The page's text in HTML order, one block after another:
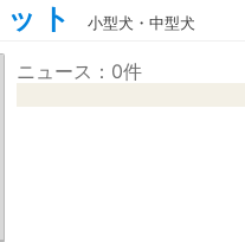
ト 小型犬・中型犬
ニュース：0件